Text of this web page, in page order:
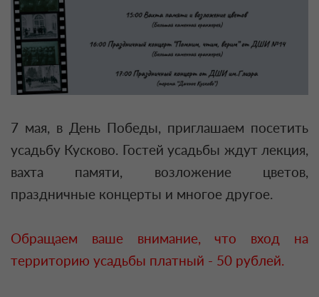
7 мая, в День Победы, приглашаем посетить
усадьбу Кусково. Гостей усадьбы ждут лекция,
вахта памяти, возложение цветов,
праздничные концерты и многое другое.
Обращаем ваше внимание, что вход на
территорию усадьбы платный - 50 рублей.